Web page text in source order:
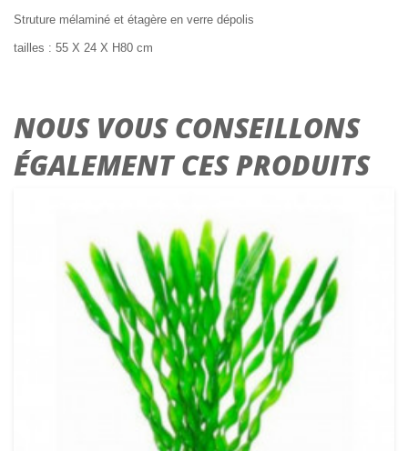
Struture mélaminé et étagère en verre dépolis
tailles : 55 X 24 X H80 cm
NOUS VOUS CONSEILLONS
ÉGALEMENT CES PRODUITS